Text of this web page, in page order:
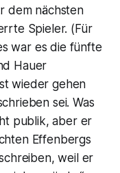
dem nächsten
Spieler. (Für
war es die fünfte
Hauer
wieder gehen
sei. Was
publik, aber er
Effenbergs
weil er